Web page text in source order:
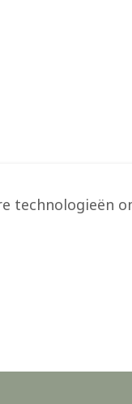
technologieën